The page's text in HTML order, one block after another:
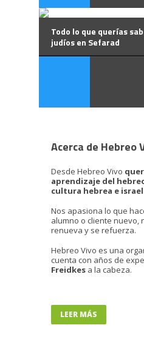
Todo lo que querías
judíos en Sefarad
Acerca de Hebreo
Desde Hebreo Vivo
aprendizaje del
cultura hebrea e
Nos apasiona lo que
alumno o cliente nuevo,
renueva y se refuerza.
Hebreo Vivo es una
cuenta con años de
Freidkes a la cabeza.
LEER MÁS